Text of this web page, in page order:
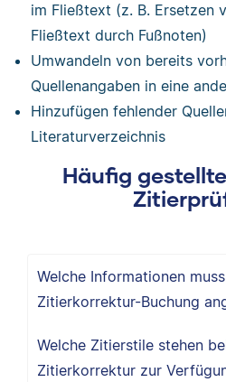
im Fließtext (z. B. Ersetzen
Fließtext durch Fußnoten)
Umwandeln von bereits
Quellenangaben in eine
Hinzufügen fehlender
Literaturverzeichnis
Häufig
Welche Informationen
Zitierkorrektur-Buchung
Welche Zitierstile stehen
Zitierkorrektur zur